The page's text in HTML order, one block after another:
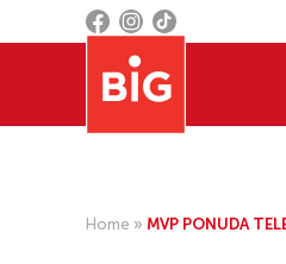
Home » MVP PONUDA